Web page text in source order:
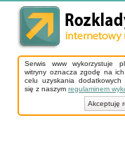
Serwis www wykorzystuje
witryny oznacza zgodę na
celu uzyskania
się z naszym regulaminem
Akceptuję